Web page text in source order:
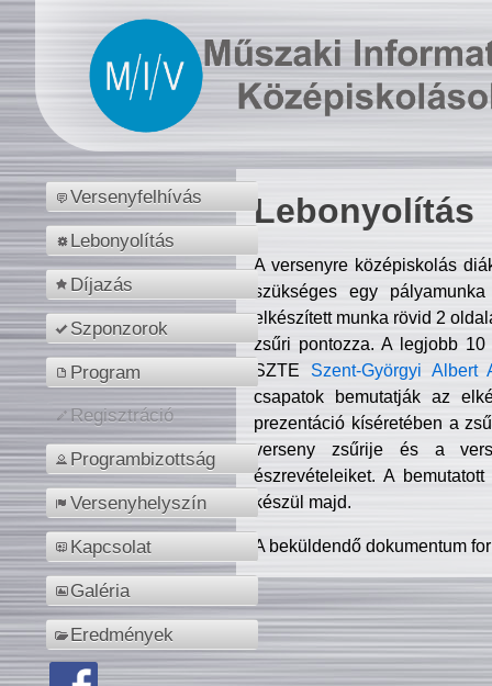
Versenyfelhívás
Lebonyolítás
Díjazás
Szponzorok
Program
Regisztráció
Programbizottság
Versenyhelyszín
Kapcsolat
Galéria
Eredmények
Lebonyolítás
A versenyre középiskolás
szükséges egy
elkészített munka rövid 2
zsűri pontozza. A legjobb
SZTE Szent-Györgyi Albert
csapatok bemutatják az
prezentáció kíséretében a
verseny zsűrije és a
észrevételeiket. A
készül majd.
A beküldendő dokumentum